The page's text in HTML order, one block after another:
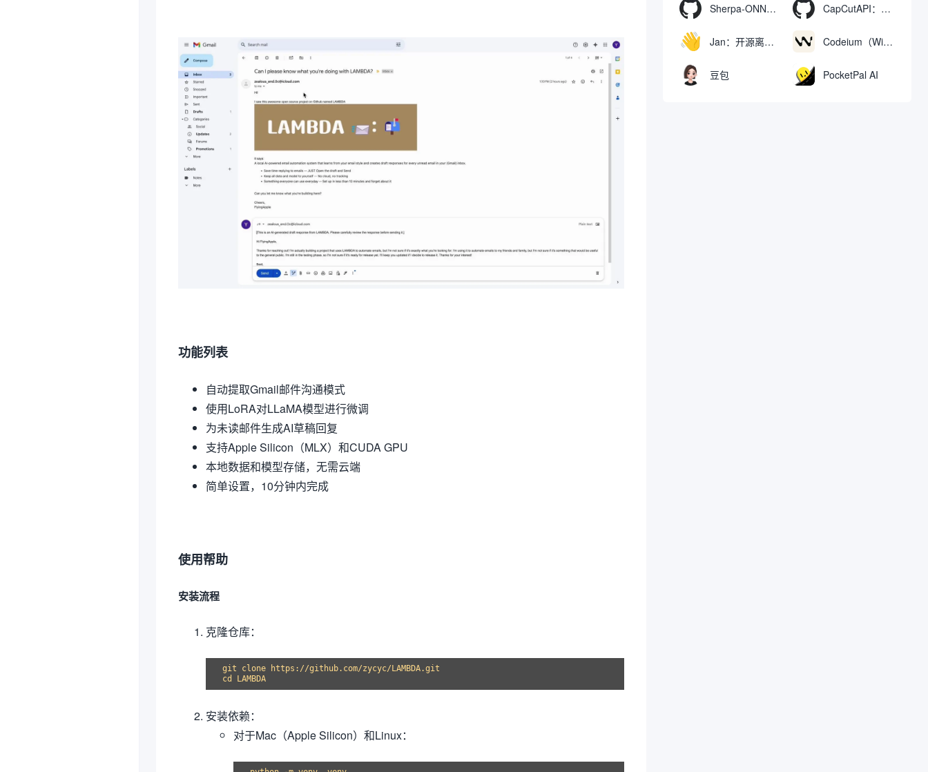
功能列表
自动提取Gmail邮件沟通模式
使用LoRA对LLaMA模型进行微调
为未读邮件生成AI草稿回复
支持Apple Silicon（MLX）和CUDA GPU
本地数据和模型存储，无需云端
简单设置，10分钟内完成
使用帮助
安装流程
克隆仓库：
git clone https://github.com/zycyc/LAMBDA.git
安装依赖：
对于Mac（Apple Silicon）和Linux：
Sherpa-ONNX：使用ONNXRuntime实现离线语音识别和合成 CapCutAPI：自动化控制CapCut视频剪辑的开源工具
Jan：开源离线AI助手，ChatGPT 替代品，运行本地AI模型或连接云端AI Codeium（Windsurf Editor）：免费的AI代码补全与聊天工具，Windsurf以对话方式编写完整项目代码
豆包 PocketPal AI